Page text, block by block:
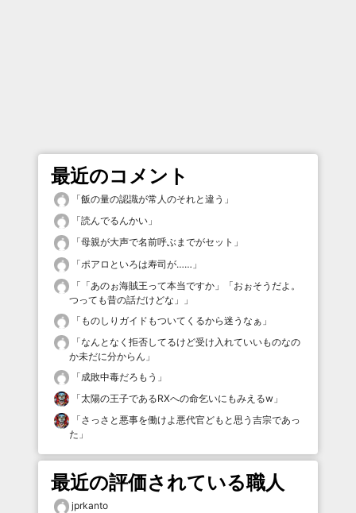
最近のコメント
「飯の量の認識が常人のそれと違う 」
「読んでるんかい 」
「母親が大声で名前呼ぶまでがセット 」
「ポアロといろは寿司が…… 」
「 「あのぉ海賊王って本当ですか」「おぉそうだよ。
つっても昔の話だけどな」
」
「 ものしりガイドもついてくるから迷うなぁ 」
「なんとなく拒否してるけど受け入れていいものなの
か未だに分からん 」
「成敗中毒だろもう 」
「太陽の王子であるRXへの命乞いにもみえるw 」
「さっさと悪事を働けよ悪代官どもと思う吉宗であっ
た 」
最近の評価されている職人
jprkanto